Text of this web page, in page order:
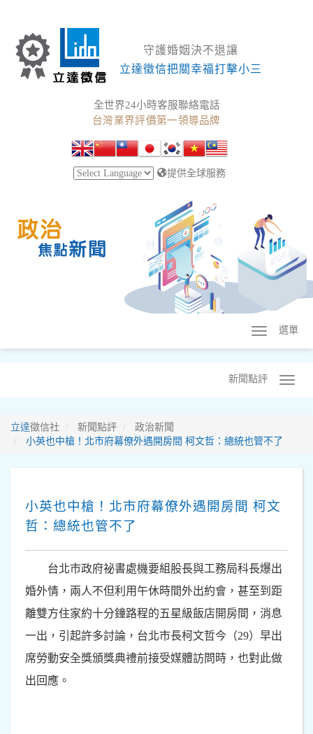
守護婚姻決不退讓
立達徵信把關幸福打擊小三
全世界24小時客服聯絡電話
台灣業界評價第一領導品牌
提供全球服務
選單
新聞點評
立達徵信社 新聞點評
政治新聞
小英也中槍！北市府幕僚外遇開房間 柯文哲：總統也管不了
小英也中槍！北市府幕僚外遇開房間 柯文
哲：總統也管不了
台北市政府祕書處機要組股長與工務局科長爆出
婚外情，兩人不但利用午休時間外出約會，甚至到距
離雙方住家約十分鐘路程的五星級飯店開房間，消息
一出，引起許多討論，台北市長柯文哲今（29）早出
席勞動安全獎頒獎典禮前接受媒體訪問時，也對此做
出回應。